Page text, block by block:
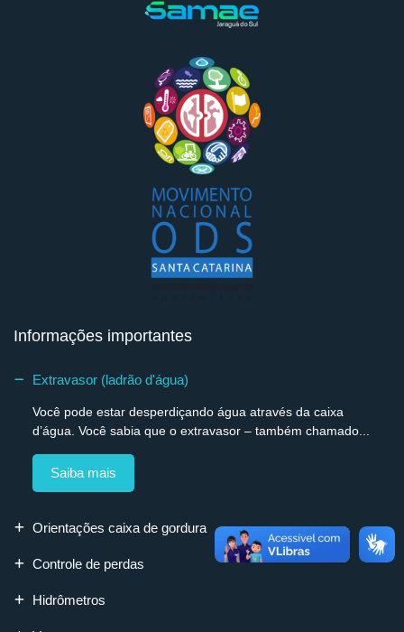
Informações importantes
Extravasor (ladrão d'água)
Você pode estar desperdiçando água através da caixa
d’água. Você sabia que o extravasor – também chamado...
Saiba mais
Orientações caixa de gordura
Controle de perdas
Hidrômetros